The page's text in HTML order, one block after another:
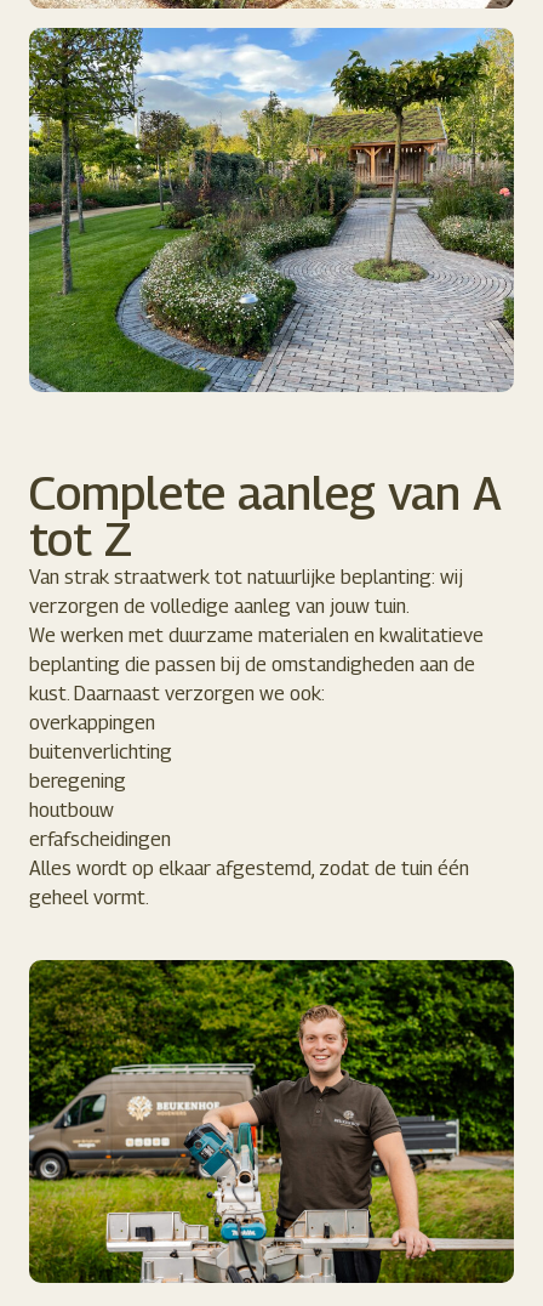
Complete aanleg van A
tot Z
Van strak straatwerk tot natuurlijke beplanting: wij
verzorgen de volledige aanleg van jouw tuin.
We werken met duurzame materialen en kwalitatieve
beplanting die passen bij de omstandigheden aan de
kust. Daarnaast verzorgen we ook:
overkappingen
buitenverlichting
beregening
houtbouw
erfafscheidingen
Alles wordt op elkaar afgestemd, zodat de tuin één
geheel vormt.